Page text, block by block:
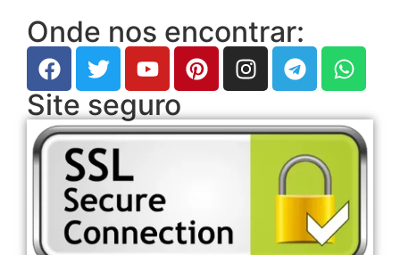
Onde nos encontrar:
Site seguro